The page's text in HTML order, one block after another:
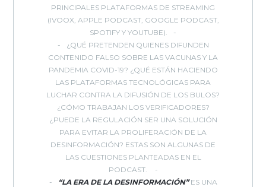
PRINCIPALES PLATAFORMAS DE STREAMING
(IVOOX, APPLE PODCAST, GOOGLE PODCAST,
SPOTIFY Y YOUTUBE).
¿QUÉ PRETENDEN QUIENES DIFUNDEN
CONTENIDO FALSO SOBRE LAS VACUNAS Y LA
PANDEMIA COVID-19? ¿QUÉ ESTÁN HACIENDO
LAS PLATAFORMAS TECNOLÓGICAS PARA
LUCHAR CONTRA LA DIFUSIÓN DE LOS BULOS?
¿CÓMO TRABAJAN LOS VERIFICADORES?
¿PUEDE LA REGULACIÓN SER UNA SOLUCIÓN
PARA EVITAR LA PROLIFERACIÓN DE LA
DESINFORMACIÓN? ESTAS SON ALGUNAS DE
LAS CUESTIONES PLANTEADAS EN EL
PODCAST.
“LA ERA DE LA DESINFORMACIÓN”ES UNA